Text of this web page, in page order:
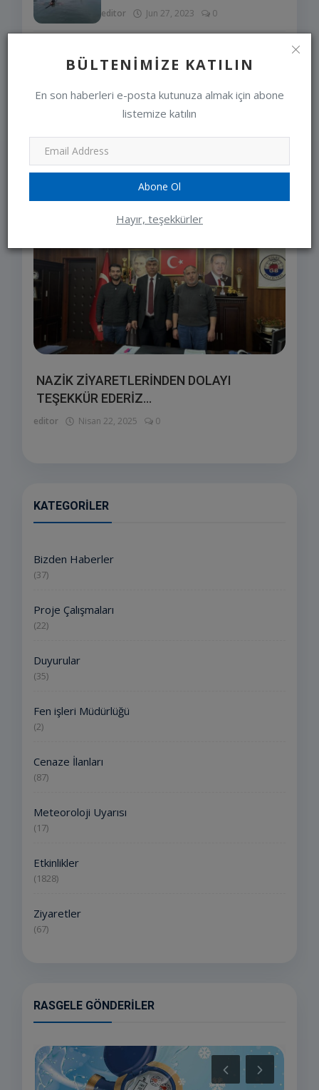
BÜLTENIMIZE KATILIN
En son haberleri e-posta kutunuza almak için abone
listemize katılın
Abone Ol
Hayır, teşekkürler
editor Jun 27, 2023 0
ÇALIŞTIRMADAN ÖNCE KAPUTA
editor Jan 10, 2024 0
SEÇIMLERIMIZ
NAZİK ZİYARETLERİNDEN DOLAYI
TEŞEKKÜR EDERİZ...
editor Nisan 22, 2025 0
KATEGORILER
Bizden Haberler
(37)
Proje Çalışmaları
(22)
Duyurular
(35)
Fen işleri Müdürlüğü
(2)
Cenaze İlanları
(87)
Meteoroloji Uyarısı
(17)
Etkinlikler
(1828)
Ziyaretler
(67)
RASGELE GÖNDERILER